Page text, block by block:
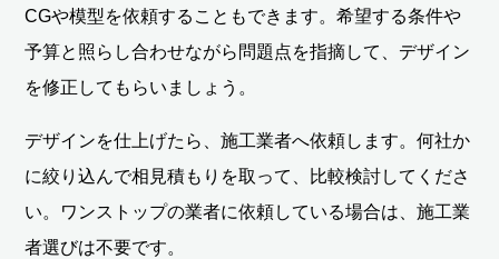
CGや模型を依頼することもできます。希望する条件や
予算と照らし合わせながら問題点を指摘して、デザイン
を修正してもらいましょう。
デザインを仕上げたら、施工業者へ依頼します。何社か
に絞り込んで相見積もりを取って、比較検討してくださ
い。ワンストップの業者に依頼している場合は、施工業
者選びは不要です。